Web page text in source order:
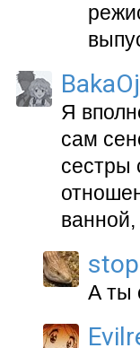
Я
сам
сестры
А ты